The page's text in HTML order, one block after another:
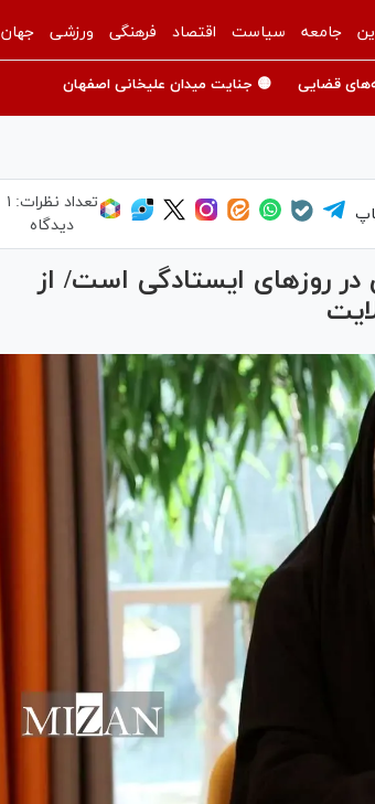
جامعه سیاست اقتصاد فرهنگی ورزشی جهان
قضایی 🟡 جنایت میدان علیخانی اصفهان
تعداد نظرات: ۱
دیدگاه
در روزهای ایستادگی است/ از